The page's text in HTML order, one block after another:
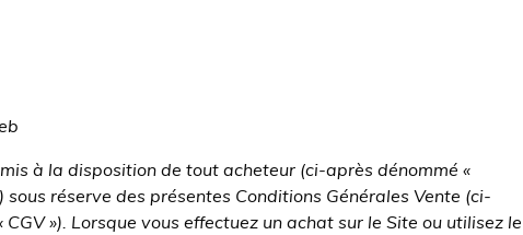
à la disposition de tout acheteur (ci-après dénommé «
sous réserve des présentes Conditions Générales Vente (ci-
»). Lorsque vous effectuez un achat sur le Site ou utilisez le